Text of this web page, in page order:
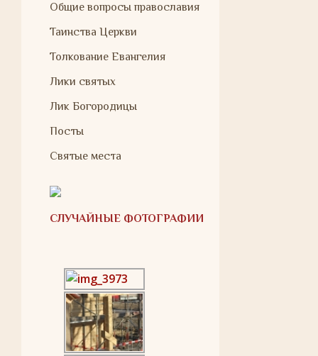
Общие вопросы православия
Таинства Церкви
Толкование Евангелия
Лики святых
Лик Богородицы
Посты
Святые места
СЛУЧАЙНЫЕ ФОТОГРАФИИ